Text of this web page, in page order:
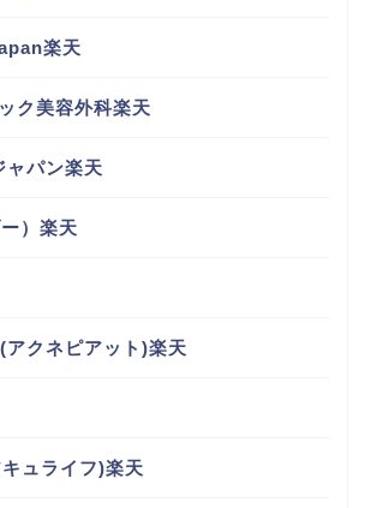
楽天
ク美容外科楽天
ャパン楽天
）楽天
クネピアット)楽天
ュライフ)楽天